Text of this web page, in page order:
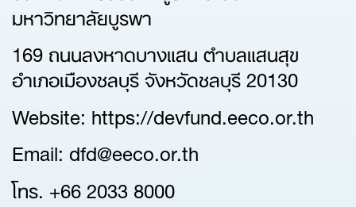
มหาวิทยาลัยบูรพา
169 ถนนลงหาดบางแสน ตำบลแสนสุข
อำเภอเมืองชลบุรี จังหวัดชลบุรี 20130
Website: https://devfund.eeco.or.th
Email: dfd@eeco.or.th
โทร. +66 2033 8000